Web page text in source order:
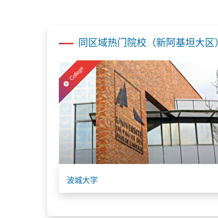
同区域热门院校（新阿基坦大区
College
波城大学